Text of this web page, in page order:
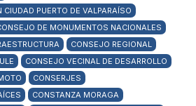
PUERTO DE VALPARAÍSO
DE MONUMENTOS NACIONALES
CONSEJO REGIONAL
CONSEJO VECINAL DE DESARROLLO
CONSERJES
CONSTANZA MORAGA